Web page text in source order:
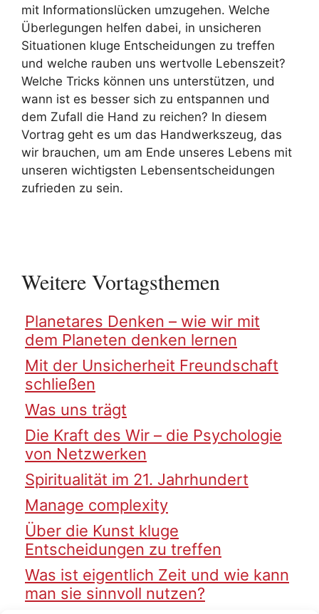
mit Informationslücken umzugehen. Welche
Überlegungen helfen dabei, in unsicheren
Situationen kluge Entscheidungen zu treffen
und welche rauben uns wertvolle Lebenszeit?
Welche Tricks können uns unterstützen, und
wann ist es besser sich zu entspannen und
dem Zufall die Hand zu reichen? In diesem
Vortrag geht es um das Handwerkszeug, das
wir brauchen, um am Ende unseres Lebens mit
unseren wichtigsten Lebensentscheidungen
zufrieden zu sein.
Weitere Vortagsthemen
Planetares Denken – wie wir mit
dem Planeten denken lernen
Mit der Unsicherheit Freundschaft
schließen
Was uns trägt
Die Kraft des Wir – die Psychologie
von Netzwerken
Spiritualität im 21. Jahrhundert
Manage complexity
Über die Kunst kluge
Entscheidungen zu treffen
Was ist eigentlich Zeit und wie kann
man sie sinnvoll nutzen?